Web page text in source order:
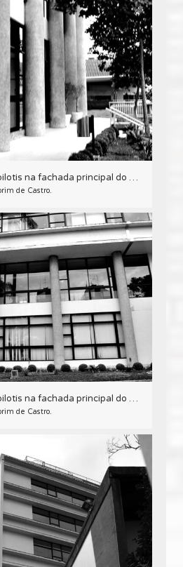
Foto 5: Detalhe dos pilotis na fachada principal do Edifício Oswaldo Lacerda de Pacheco, em Curitiba – 2009.
de Castro.
Foto 6: Detalhe dos pilotis na fachada principal do Edifício Oswaldo Lacerda de Pacheco, em Curitiba - 2009.
de Castro.